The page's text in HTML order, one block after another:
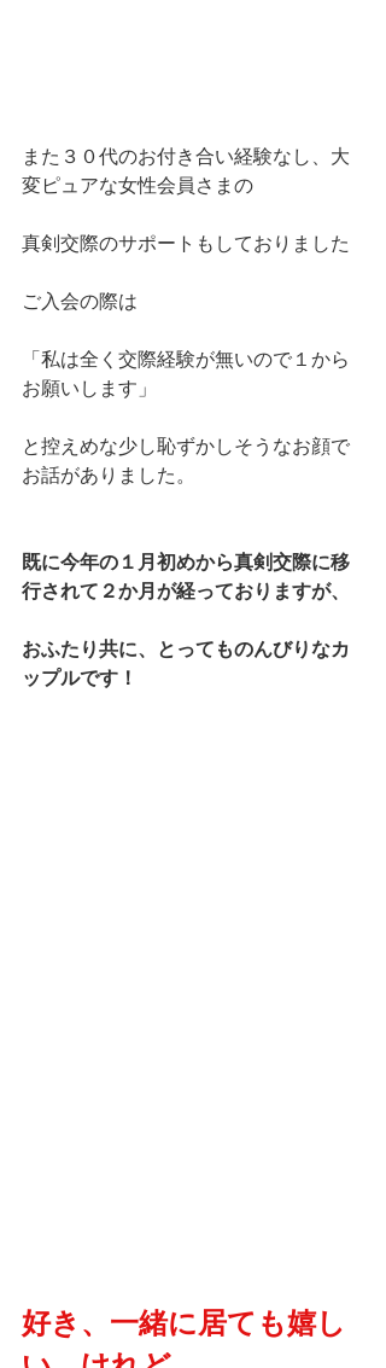
また３０代のお付き合い経験なし、大
変ピュアな女性会員さまの
真剣交際のサポートもしておりました
ご入会の際は
「私は全く交際経験が無いので１から
お願いします」
と控えめな少し恥ずかしそうなお顔で
お話がありました。
既に今年の１月初めから真剣交際に移
行されて２か月が経っておりますが、
おふたり共に、とってものんびりなカ
ップルです！
好き、一緒に居ても嬉し